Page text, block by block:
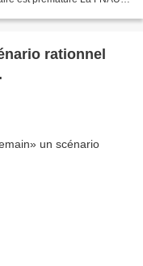
rationnel